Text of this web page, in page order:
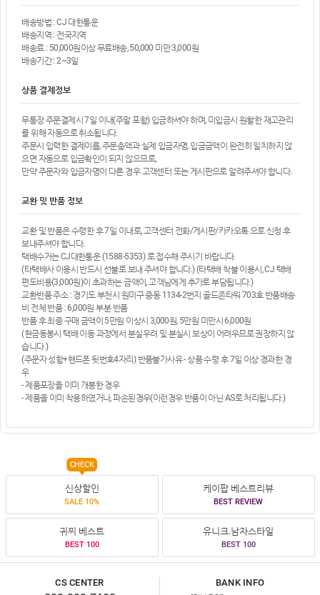
배송방법 : CJ 대한통운
배송지역 : 전국지역
배송료 : 50,000원이상 무료배송, 50,000 미만 3,000원
배송기간 : 2~3일
상품 결제정보
무통장 주문결제시 7일 이내(주말 포함) 입금하셔야 하며, 미입금시 원활한 재고관리
를 위해 자동으로 취소됩니다.
주문시 입력한 결제이름, 주문총액과 실제 입금자명, 입금금액이 완전히 일치하지 않
으면 자동으로 입금확인이 되지 않으므로,
만약 주문자와 입금자명이 다른 경우 고객센터 또는 게시판으로 알려주셔야 합니다.
교환 및 반품 정보
교환 및 반품은 수령한 후 7일 이내로, 고객센터 전화/게시판/카카오톡 으로 신청 후
보내주셔야 합니다.
택배수거는 CJ대한통운 (1588-5353) 로 접수해 주시기 바랍니다.
(타택배사 이용시 반드시 선불로 보내 주셔야 합니다.) (타택배 착불 이용시, CJ 택배
편도비용(3,000원)이 초과하는 금액이, 고객님에게 추가로 부담됩니다.)
교환반품 주소 : 경기도 부천시 원미구 중동 1134-2번지 골드존타워 703호 반품배송
비 전체 반품 : 6,000원 부분 반품
반품 후 최종 구매 금액이 5만원 이상시 3,000원, 5만원 미만시 6,000원
(현금동봉시 택배 이동 과정에서 분실우려 및 분실시 보상이 어려우므로 권장하지 않
습니다.)
(주문자 성함+핸드폰 뒷번호4자리) 반품불가사유 - 상품 수령 후 7일 이상 경과한 경
우
- 제품포장을 이미 개봉한 경우
- 제품을 이미 착용하였거나, 파손된경우(이런경우 반품이 아닌 AS로 처리됩니다.)
신상할인
SALE 10%
CHECK
케이팝 베스트리뷰
BEST REVIEW
귀찌 베스트
BEST 100
유니크.남자스타일
BEST 100
CS CENTER BANK INFO